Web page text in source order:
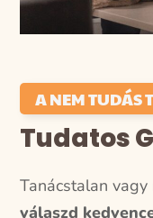
A NEM TUDÁS
Tudatos
Tanácstalan vagy
válaszd